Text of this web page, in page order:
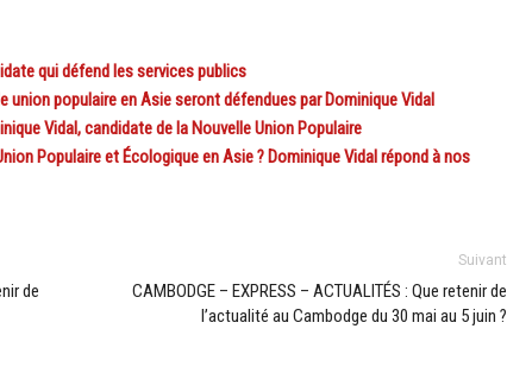
qui défend les services publics
union populaire en Asie seront défendues par Dominique Vidal
Vidal, candidate de la Nouvelle Union Populaire
Populaire et Écologique en Asie ? Dominique Vidal répond à nos
de
Suivant
CAMBODGE – EXPRESS – ACTUALITÉS : Que retenir de
l’actualité au Cambodge du 30 mai au 5 juin ?